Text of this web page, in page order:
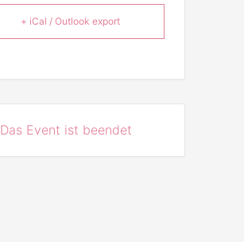
+ iCal / Outlook export
Das Event ist beendet